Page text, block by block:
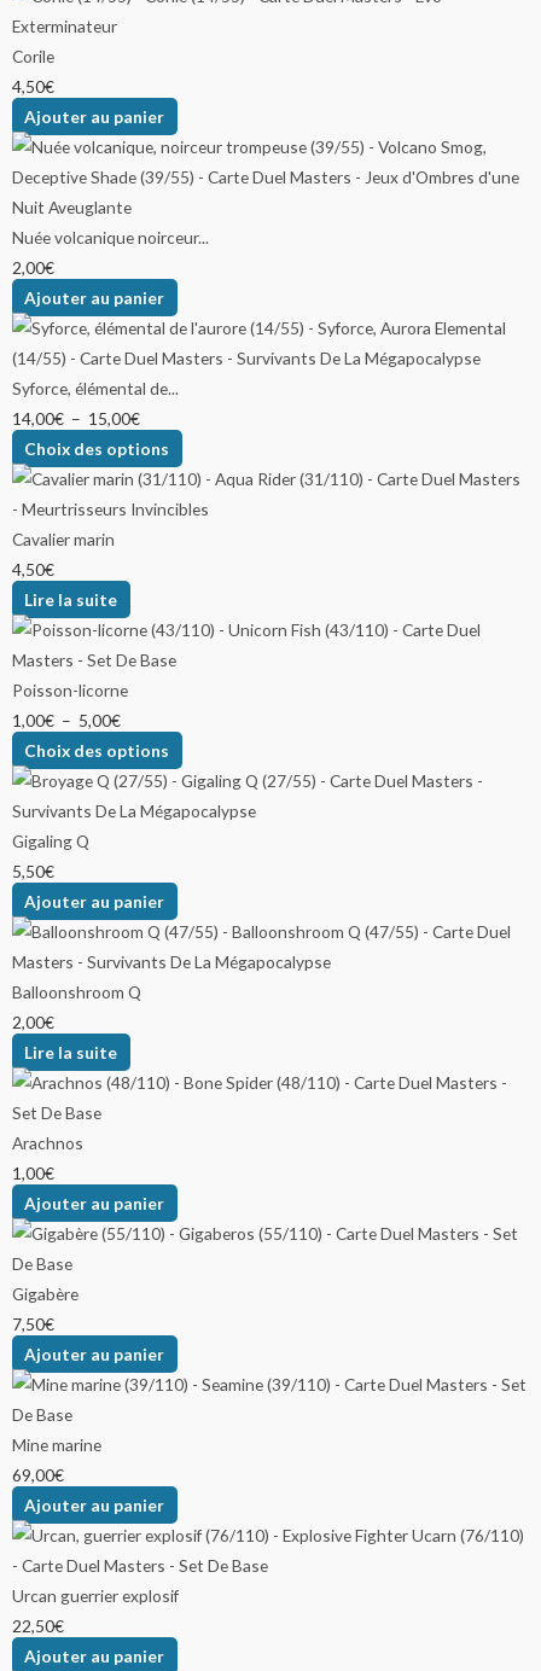
Corile
4,50€
Ajouter au panier
Nuée volcanique noirceur...
2,00€
Ajouter au panier
Syforce, élémental de...
14,00€ – 15,00€
Choix des options
Cavalier marin
4,50€
Lire la suite
Poisson-licorne
1,00€ – 5,00€
Choix des options
Gigaling Q
5,50€
Ajouter au panier
Balloonshroom Q
2,00€
Lire la suite
Arachnos
1,00€
Ajouter au panier
Gigabère
7,50€
Ajouter au panier
Mine marine
69,00€
Ajouter au panier
Urcan guerrier explosif
22,50€
Ajouter au panier